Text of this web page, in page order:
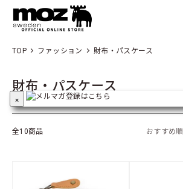
TOP ファッション 財布・パスケース
財布・パスケース
全10商品 おすすめ順
×